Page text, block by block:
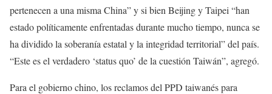
pertenecen a una misma China” y si bien Beijing y Taipei “han
estado políticamente enfrentadas durante mucho tiempo, nunca se
ha dividido la soberanía estatal y la integridad territorial” del país.
“Este es el verdadero ‘status quo’ de la cuestión Taiwán”, agregó.
Para el gobierno chino, los reclamos del PPD taiwanés para